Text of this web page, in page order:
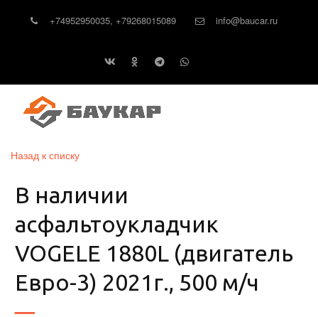
+74952950035, +79268015089 info@baucar.ru
Назад к списку
В наличии
асфальтоукладчик
VOGELE 1880L (двигатель
Евро-3) 2021г., 500 м/ч